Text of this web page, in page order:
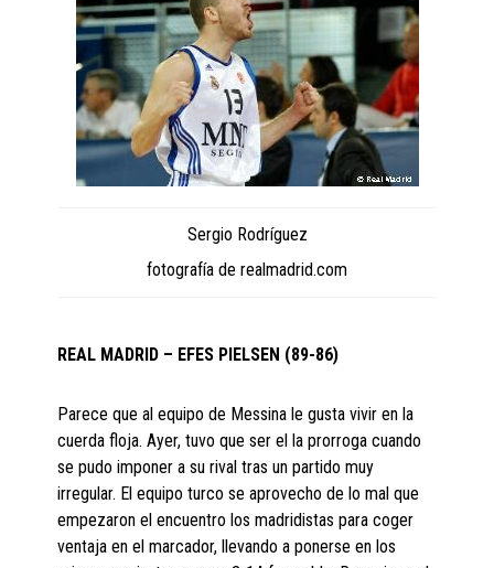
Sergio Rodríguez
fotografía de realmadrid.com
REAL MADRID – EFES PIELSEN (89-86)
Parece que al equipo de Messina le gusta vivir en la
cuerda floja. Ayer, tuvo que ser el la prorroga cuando
se pudo imponer a su rival tras un partido muy
irregular. El equipo turco se aprovecho de lo mal que
empezaron el encuentro los madridistas para coger
ventaja en el marcador, llevando a ponerse en los